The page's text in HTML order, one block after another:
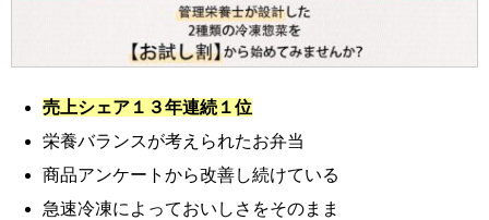
売上シェア１３年連続１位
栄養バランスが考えられたお弁当
商品アンケートから改善し続けている
急速冷凍によっておいしさをそのまま